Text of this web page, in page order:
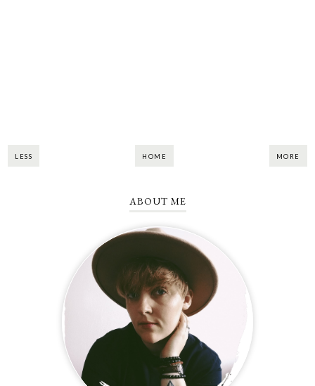
LESS HOME MORE
ABOUT ME